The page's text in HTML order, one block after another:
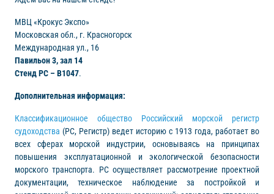
МВЦ «Крокус Экспо»
Московская обл., г. Красногорск
Международная ул., 16
Павильон 3, зал 14
Стенд РС – B1047.
Дополнительная информация:
Классификационное общество Российский морской регистр
судоходства (РС, Регистр) ведет историю с 1913 года, работает во
всех сферах морской индустрии, основываясь на принципах
повышения эксплуатационной и экологической безопасности
морского транспорта. РС осуществляет рассмотрение проектной
документации, техническое наблюдение за постройкой и